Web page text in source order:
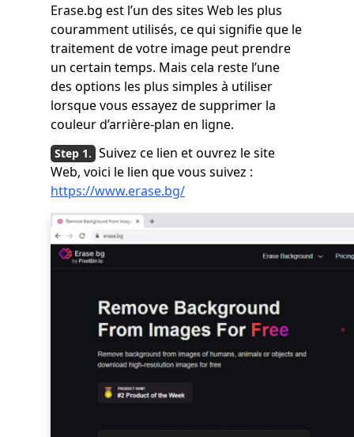
Erase.bg est l’un des sites Web les plus
couramment utilisés, ce qui signifie que le
traitement de votre image peut prendre
un certain temps. Mais cela reste l’une
des options les plus simples à utiliser
lorsque vous essayez de supprimer la
couleur d’arrière-plan en ligne.
Suivez ce lien et ouvrez le site
Web, voici le lien que vous suivez :
https://www.erase.bg/